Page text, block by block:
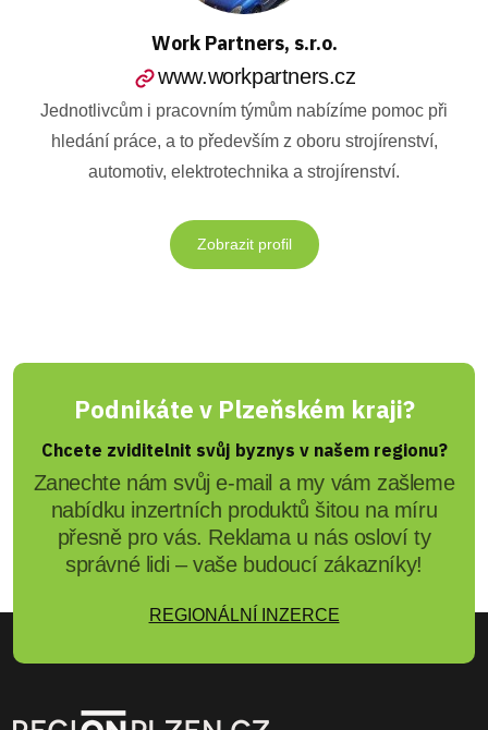
Work Partners, s.r.o.
www.workpartners.cz
Jednotlivcům i pracovním týmům nabízíme pomoc při
hledání práce, a to především z oboru strojírenství,
automotiv, elektrotechnika a strojírenství.
Zobrazit profil
Podnikáte v Plzeňském kraji?
Chcete zviditelnit svůj byznys v našem regionu?
Zanechte nám svůj e-mail a my vám zašleme
nabídku inzertních produktů šitou na míru
přesně pro vás. Reklama u nás osloví ty
správné lidi – vaše budoucí zákazníky!
REGIONÁLNÍ INZERCE